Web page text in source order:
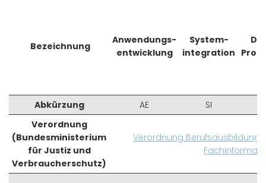
Bezeichnung
Anwendungs-
entwicklung
System-
integration
Abkürzung AE
SI
Verordnung
(Bundesministerium
für Justiz und
Verbraucherschutz)
Verordnung Berufsausbildung